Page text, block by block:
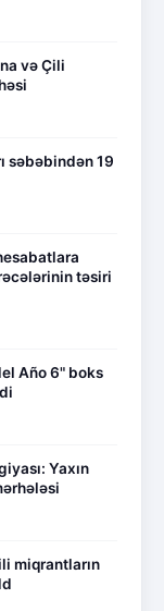
və Çili
səbəbindən 19
təsiri
Año 6" boks
Yaxın
miqrantların